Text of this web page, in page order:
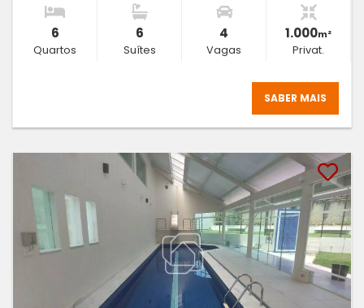
6
Quartos
6
Suítes
4
Vagas
1.000m²
Privat.
SABER MAIS